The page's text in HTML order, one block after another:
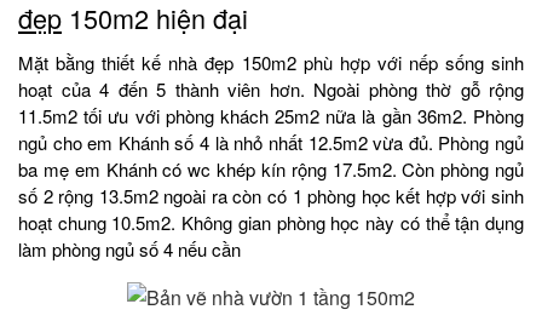
đẹp 150m2 hiện đại
Mặt bằng thiết kế nhà đẹp 150m2 phù hợp với nếp sống sinh
hoạt của 4 đến 5 thành viên hơn. Ngoài phòng thờ gỗ rộng
11.5m2 tối ưu với phòng khách 25m2 nữa là gần 36m2. Phòng
ngủ cho em Khánh số 4 là nhỏ nhất 12.5m2 vừa đủ. Phòng ngủ
ba mẹ em Khánh có wc khép kín rộng 17.5m2. Còn phòng ngủ
số 2 rộng 13.5m2 ngoài ra còn có 1 phòng học kết hợp với sinh
hoạt chung 10.5m2. Không gian phòng học này có thể tận dụng
làm phòng ngủ số 4 nếu cần